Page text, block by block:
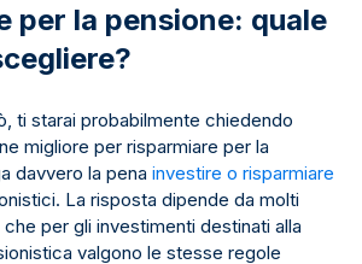
per la pensione: quale
ti starai probabilmente chiedendo
migliore per risparmiare per la
davvero la pena investire o risparmiare
La risposta dipende da molti
per gli investimenti destinati alla
valgono le stesse regole